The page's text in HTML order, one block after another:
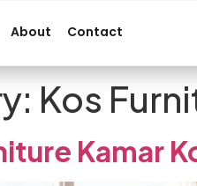
About Contact
Kos
Kamar